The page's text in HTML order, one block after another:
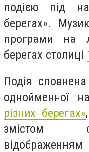
подією під
берегах».
програми на
берегах столиці
Подія
однойменної
різних берегах»
змістом
відображенням